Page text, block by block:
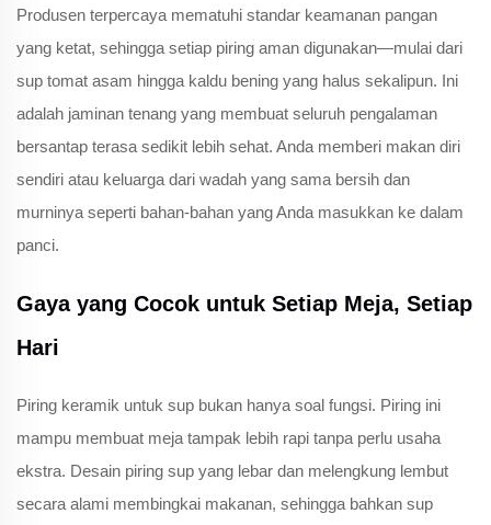
Produsen terpercaya mematuhi standar keamanan pangan
yang ketat, sehingga setiap piring aman digunakan—mulai dari
sup tomat asam hingga kaldu bening yang halus sekalipun. Ini
adalah jaminan tenang yang membuat seluruh pengalaman
bersantap terasa sedikit lebih sehat. Anda memberi makan diri
sendiri atau keluarga dari wadah yang sama bersih dan
murninya seperti bahan-bahan yang Anda masukkan ke dalam
panci.
Gaya yang Cocok untuk Setiap Meja, Setiap
Hari
Piring keramik untuk sup bukan hanya soal fungsi. Piring ini
mampu membuat meja tampak lebih rapi tanpa perlu usaha
ekstra. Desain piring sup yang lebar dan melengkung lembut
secara alami membingkai makanan, sehingga bahkan sup